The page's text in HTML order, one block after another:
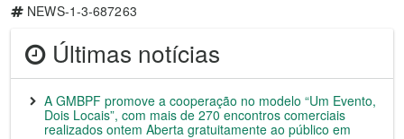
NEWS-1-3-687263
Últimas notícias
A GMBPF promove a cooperação no modelo “Um Evento,
Dois Locais”, com mais de 270 encontros comerciais
realizados ontem Aberta gratuitamente ao público em